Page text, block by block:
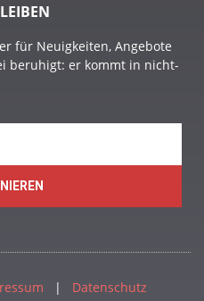
für Neuigkeiten, Angebote
beruhigt: er kommt in nicht-
| Datenschutz